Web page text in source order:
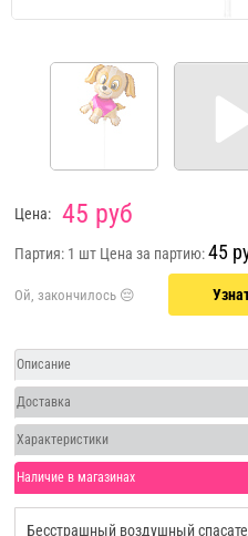
Цена: 45 руб
Партия: 1 шт Цена за партию:45
Описание
Доставка
Характеристики
Наличие в магазинах
Бесстрашный воздушный